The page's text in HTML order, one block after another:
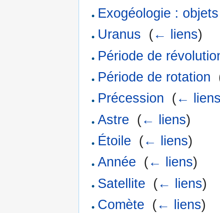
Exogéologie :
Uranus (← liens)
Période de
Période de rotation
Précession (←
Astre (← liens)
Étoile (← liens)
Année (← liens)
Satellite (← liens)
Comète (← liens)